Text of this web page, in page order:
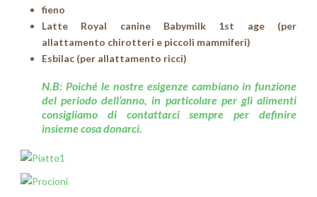
fieno
Latte Royal canine Babymilk 1st age (per
allattamento chirotteri e piccoli mammiferi)
Esbilac (per allattamento ricci)
N.B: Poiché le nostre esigenze cambiano in funzione
del periodo dell’anno, in particolare per gli alimenti
consigliamo di contattarci sempre per definire
insieme cosa donarci.